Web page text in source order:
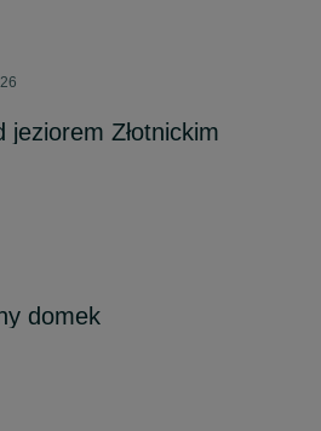
Złotnickim
domek